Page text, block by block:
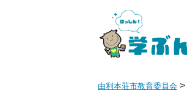
由利本荘市教育委員会 >